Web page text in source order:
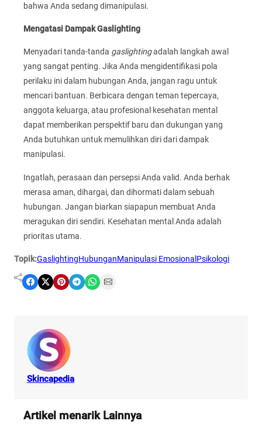
bahwa Anda sedang dimanipulasi.
Mengatasi Dampak Gaslighting
Menyadari tanda-tanda gaslightingadalah langkah awal
yang sangat penting. Jika Anda mengidentifikasi pola
perilaku ini dalam hubungan Anda, jangan ragu untuk
mencari bantuan. Berbicara dengan teman tepercaya,
anggota keluarga, atau profesional kesehatan mental
dapat memberikan perspektif baru dan dukungan yang
Anda butuhkan untuk memulihkan diri dari dampak
manipulasi.
Ingatlah, perasaan dan persepsi Anda valid. Anda berhak
merasa aman, dihargai, dan dihormati dalam sebuah
hubungan. Jangan biarkan siapapun membuat Anda
meragukan diri sendiri. Kesehatan mental Anda adalah
prioritas utama.
Topik:GaslightingHubunganManipulasi Emosional Psikologi
Share on Facebook Share on X Share on Pinterest Share on Telegram Share on WhatsApp Share on Email
Skincapedia
Artikel menarik Lainnya